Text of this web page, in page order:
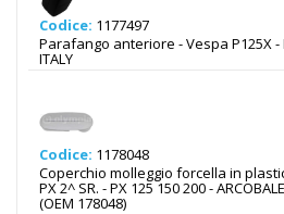
Codice: 1177497
Parafango anteriore - Vespa P125X -
ITALY
Codice: 1178048
Coperchio molleggio forcella in
PX 2^ SR. - PX 125 150 200 -
(OEM 178048)